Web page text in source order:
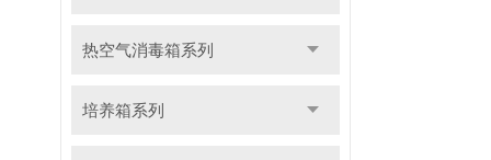
热空气消毒箱系列
培养箱系列